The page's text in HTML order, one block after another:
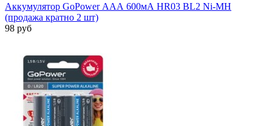
Аккумулятор GoPower ААА 600мА HR03 BL2 Ni-MH
(продажа кратно 2 шт)
98 руб